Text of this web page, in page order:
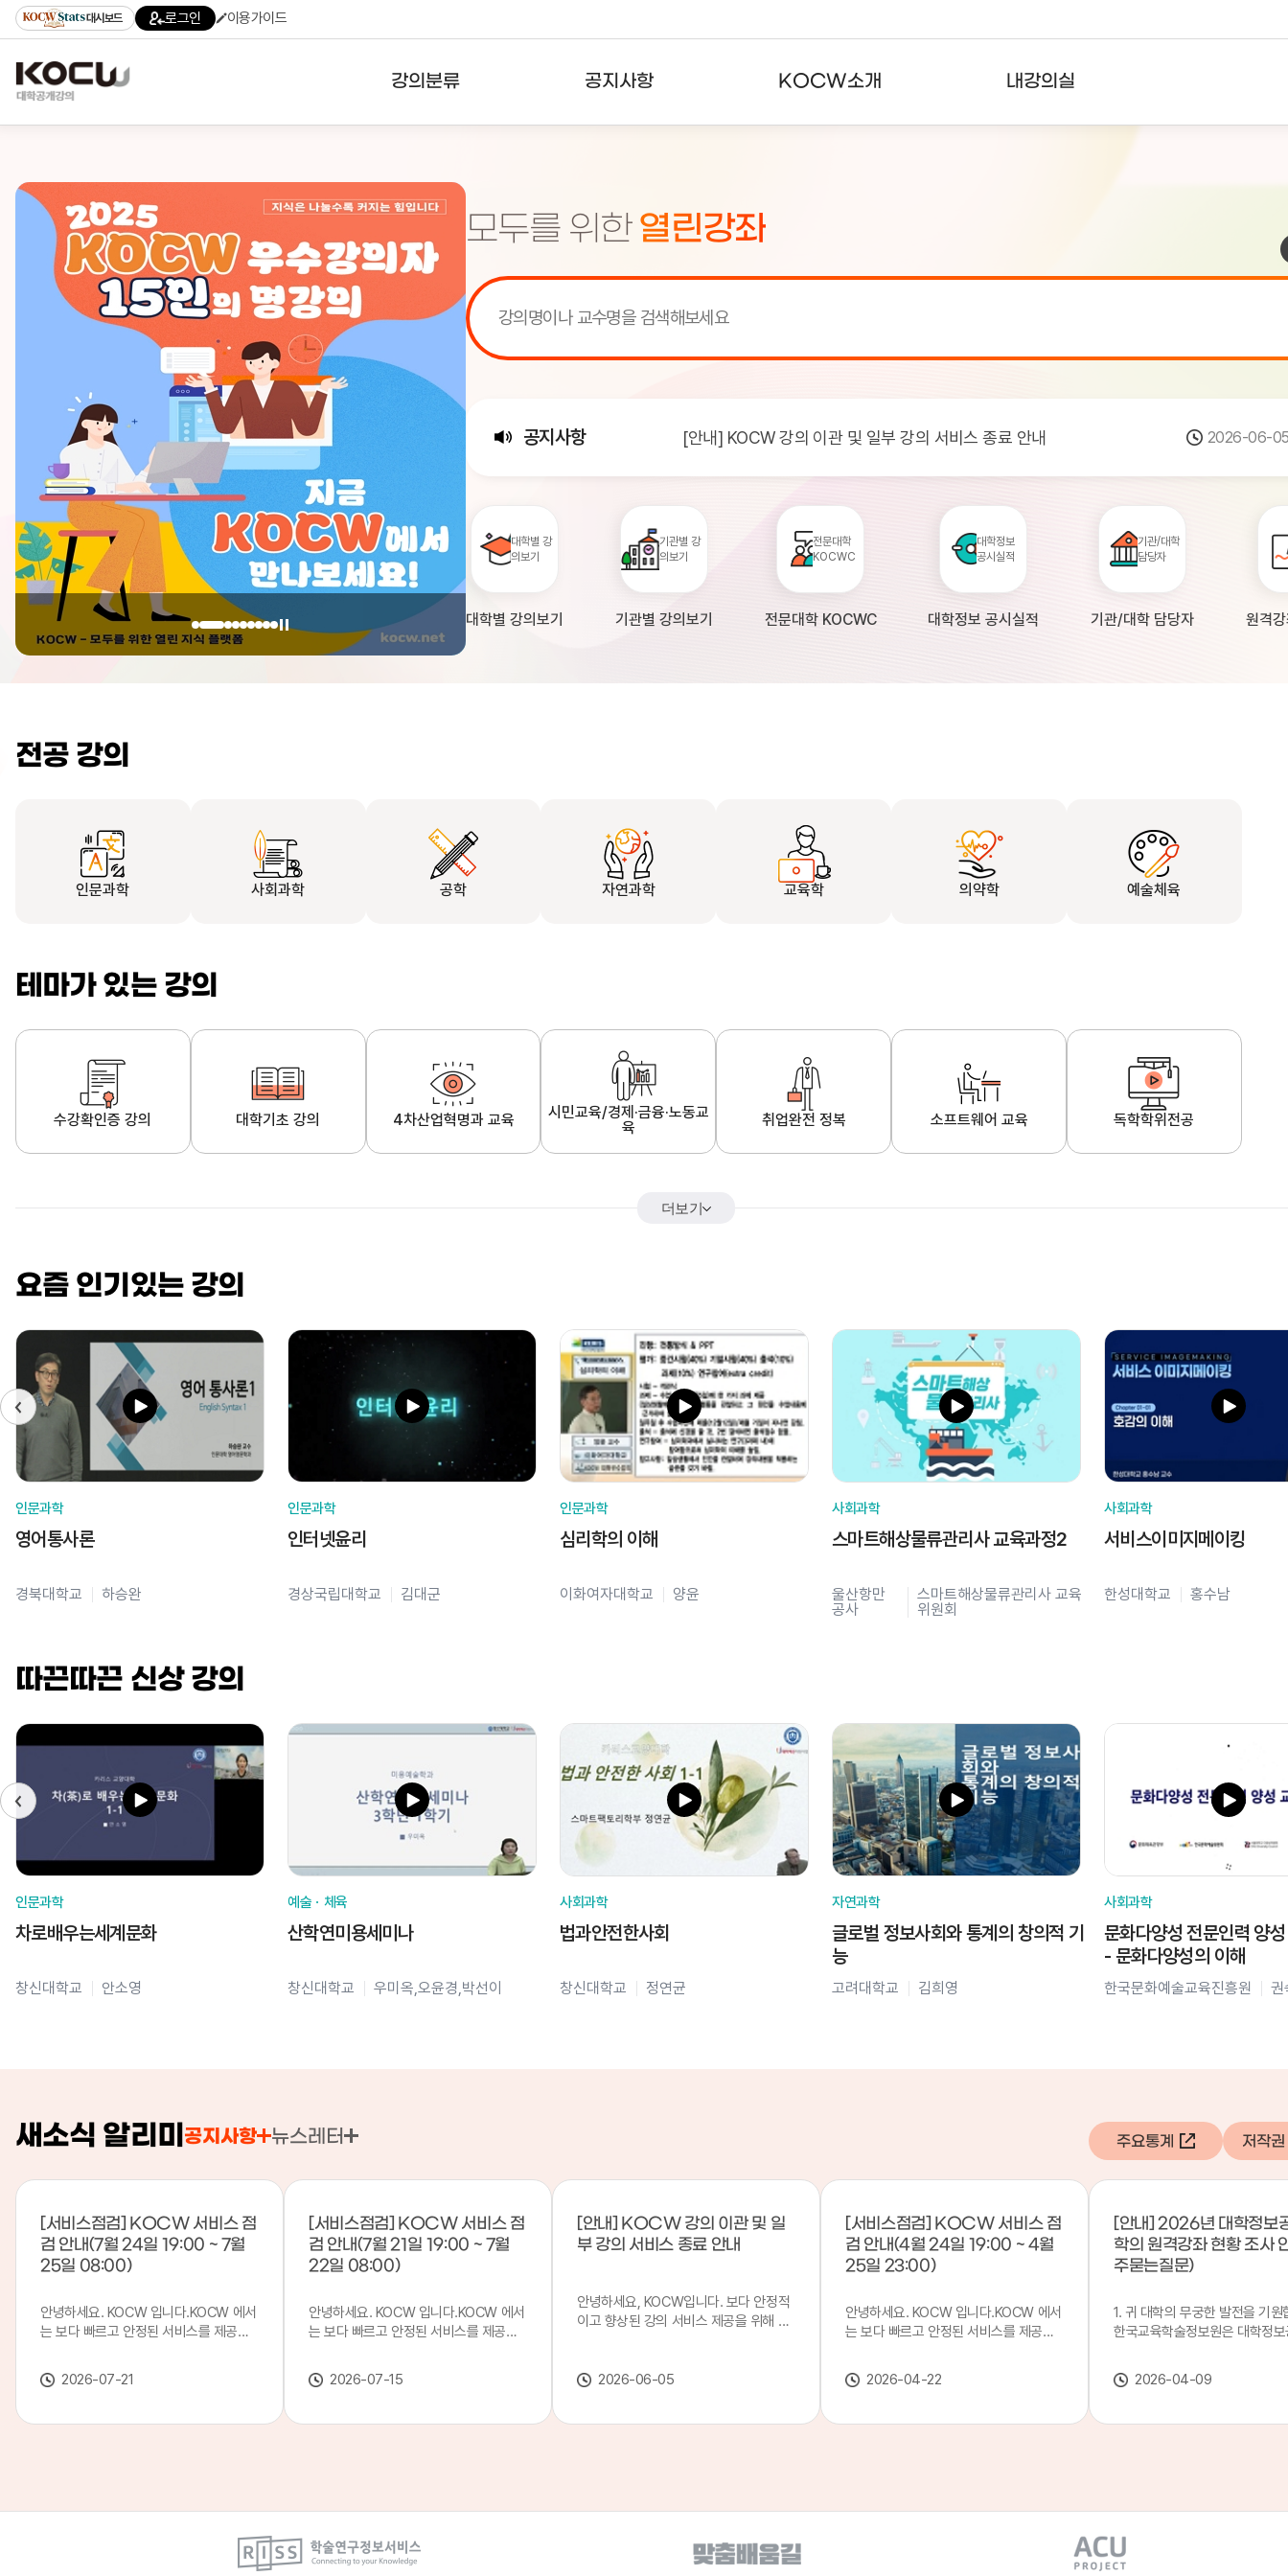
대시보드 로그인 이용가이드
강의분류
기관강의
테마강의
공지사항
주요통계현황
KOCW소개 내강의실
모두를 위한 열린강좌
공지사항
[서비스점검] KOCW 서비스 점검 안내(7월 24일 19:00 ~ 7월... 2026-07-
[안내] KOCW 강의 이관 및 일부 강의 서비스 종료 안내 2026-06-
[안내] 2026년 대학정보공시 대학의 원격강좌 현황 조사 안내(자주묻... 2026-04-
대학별 강
의보기
대학별 강의보기
기관별 강
의보기
기관별 강의보기
전문대학
KOCWC
전문대학 KOCWC
대학정보
공시실적
대학정보 공시실적
기관/대학
담당자
기관/대학 담당자 원격
전공 강의
인문과학 사회과학 공학 자연과학 교육학 의약학 예술체육
테마가 있는 강의
수강확인증 강의 대학기초 강의 4차산업혁명과 교육
시민교육/경제·금융·노동교
육
취업완전 정복 소프트웨어 교육 독학학위전공
더보기
요즘 인기있는 강의
인문과학
영어통사론
경북대학교 하승완
인문과학
인터넷윤리
경상국립대학교 김대군
인문과학
심리학의 이해
이화여자대학교 양윤
사회과학
스마트해상물류관리사 교육과정2
울산항만
공사
스마트해상물류관리사 교육
위원회
사회과학
서비스이미지메이킹
한성대학교 홍수남
따끈따끈 신상 강의
인문과학
차로배우는세계문화
창신대학교 안소영
예술ㆍ체육
산학연미용세미나
창신대학교 우미옥,오윤경,박선이
사회과학
법과안전한사회
창신대학교 정연균
자연과학
글로벌 정보사회와 통계의 창의적 기
능
고려대학교 김희영
사회과학
문화다양성 전문인력 양
- 문화다양성의 이해
한국문화예술교육진흥원 권
새소식 알리미 공지사항 뉴스레터
[서비스점검] KOCW 서비스 점
검 안내(7월 24일 19:00 ~ 7월
25일 08:00)
안녕하세요. KOCW 입니다.KOCW 에서
는 보다 빠르고 안정된 서비스를 제공하
합니다.※ 서비스 점검 작업 일시 : 7월
24일(금) 19:00 ~ 7월 25일(토) 08:00
안 서비스가 일시 중지될 수 있으니, 이
2026-07-21
[서비스점검] KOCW 서비스 점
검 안내(7월 21일 19:00 ~ 7월
22일 08:00)
안녕하세요. KOCW 입니다.KOCW 에서
는 보다 빠르고 안정된 서비스를 제공하
합니다.※ 서비스 점검 작업 일시 : 7월 21
일(화) 19:00 ~ 7월 22일(수) 08:00이
서비스가일시 중지될 수 있으니, 이 점 양
2026-07-15
[안내] KOCW 강의 이관 및 일
부 강의 서비스 종료 안내
안녕하세요, KOCW입니다. 보다 안정적
이고 향상된 강의 서비스 제공을 위해 강
스가 종료될 예정이오니, 이용에 참고하
종료 강의 안내 이관 작업으로 인해 일부
었습니다. 서비스 종료 강의 목록은 아래
링크에서 확인하실 수 있습니다. → 서비
2026-06-05
[서비스점검] KOCW 서비스 점
검 안내(4월 24일 19:00 ~ 4월
25일 23:00)
안녕하세요. KOCW 입니다.KOCW 에서
는 보다 빠르고 안정된 서비스를 제공하
합니다.※ 서비스 점검 작업 일시 : 4월
24일(금) 19:00 ~ 4월 25일(토) 23:00
안 일시중지될 예정이오니, 이 점 양해하
2026-04-22
[안내] 2026년 대학정보
학의 원격강좌 현황 조사
주묻는질문)
1. 귀 대학의 무궁한 발전을 기원
한국교육학술정보원은 대학정
본 조사는 2025. 3. 1~2026. 2.
에 운영된 원격강좌(이러닝) 현
강좌(12-바)'에 데이터를 연계할
인시 캠퍼스인 경우 해당 캠퍼스
있는 기관명을 선택하시면 됩니
2026-04-09
주요통계 저작